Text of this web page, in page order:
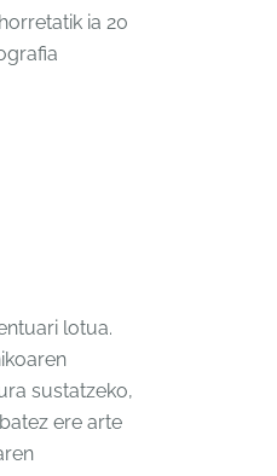
ia 20
lotua.
sustatzeko,
ere arte